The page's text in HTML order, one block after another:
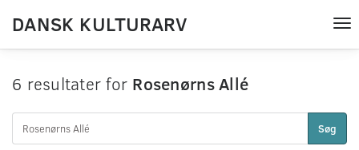
DANSK KULTURARV
6 resultater for Rosenørns Allé
Søg